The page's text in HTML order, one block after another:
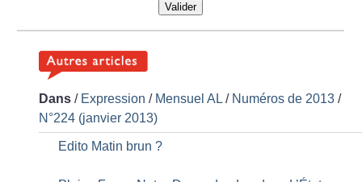
Valider
Dans / Expression / Mensuel AL / Numéros de 2013 /
N°224 (janvier 2013)
Edito Matin brun ?